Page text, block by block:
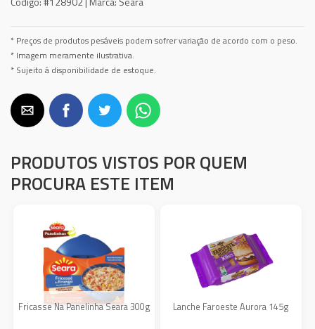
* Preços de produtos pesáveis podem sofrer variação de acordo com o peso.
* Imagem meramente ilustrativa.
* Sujeito à disponibilidade de estoque.
PRODUTOS VISTOS POR QUEM
PROCURA ESTE ITEM
Fricasse Na Panelinha Seara 300g Lanche Faroeste Aurora 145g